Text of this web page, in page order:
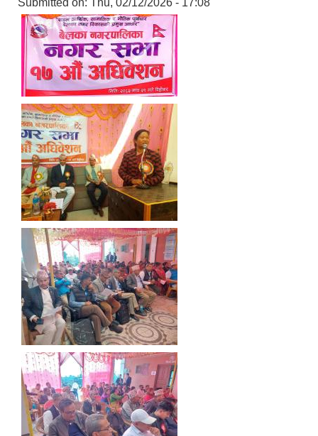
Submitted on: Thu, 02/12/2026 - 17:08